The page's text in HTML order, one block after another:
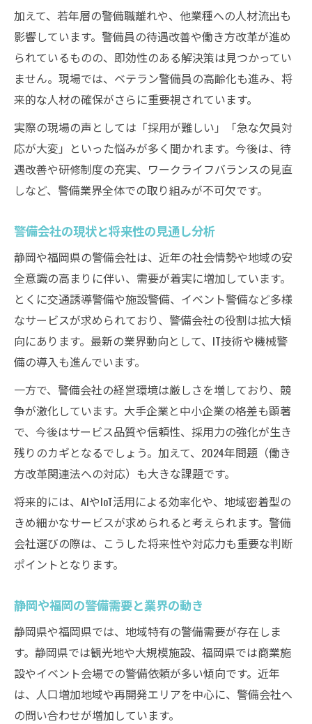
加えて、若年層の警備職離れや、他業種への人材流出も
影響しています。警備員の待遇改善や働き方改革が進め
られているものの、即効性のある解決策は見つかってい
ません。現場では、ベテラン警備員の高齢化も進み、将
来的な人材の確保がさらに重要視されています。
実際の現場の声としては「採用が難しい」「急な欠員対
応が大変」といった悩みが多く聞かれます。今後は、待
遇改善や研修制度の充実、ワークライフバランスの見直
しなど、警備業界全体での取り組みが不可欠です。
警備会社の現状と将来性の見通し分析
静岡や福岡県の警備会社は、近年の社会情勢や地域の安
全意識の高まりに伴い、需要が着実に増加しています。
とくに交通誘導警備や施設警備、イベント警備など多様
なサービスが求められており、警備会社の役割は拡大傾
向にあります。最新の業界動向として、IT技術や機械警
備の導入も進んでいます。
一方で、警備会社の経営環境は厳しさを増しており、競
争が激化しています。大手企業と中小企業の格差も顕著
で、今後はサービス品質や信頼性、採用力の強化が生き
残りのカギとなるでしょう。加えて、2024年問題（働き
方改革関連法への対応）も大きな課題です。
将来的には、AIやIoT活用による効率化や、地域密着型の
きめ細かなサービスが求められると考えられます。警備
会社選びの際は、こうした将来性や対応力も重要な判断
ポイントとなります。
静岡や福岡の警備需要と業界の動き
静岡県や福岡県では、地域特有の警備需要が存在しま
す。静岡県では観光地や大規模施設、福岡県では商業施
設やイベント会場での警備依頼が多い傾向です。近年
は、人口増加地域や再開発エリアを中心に、警備会社へ
の問い合わせが増加しています。